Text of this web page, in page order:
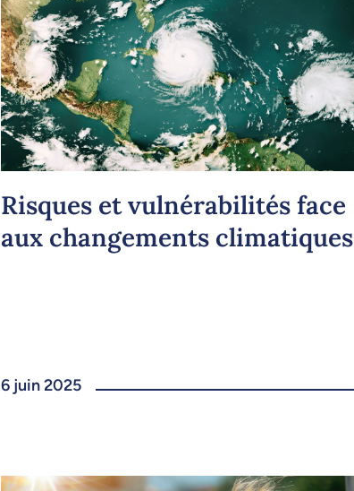
Risques et vulnérabilités face
aux changements climatiques
6 juin 2025